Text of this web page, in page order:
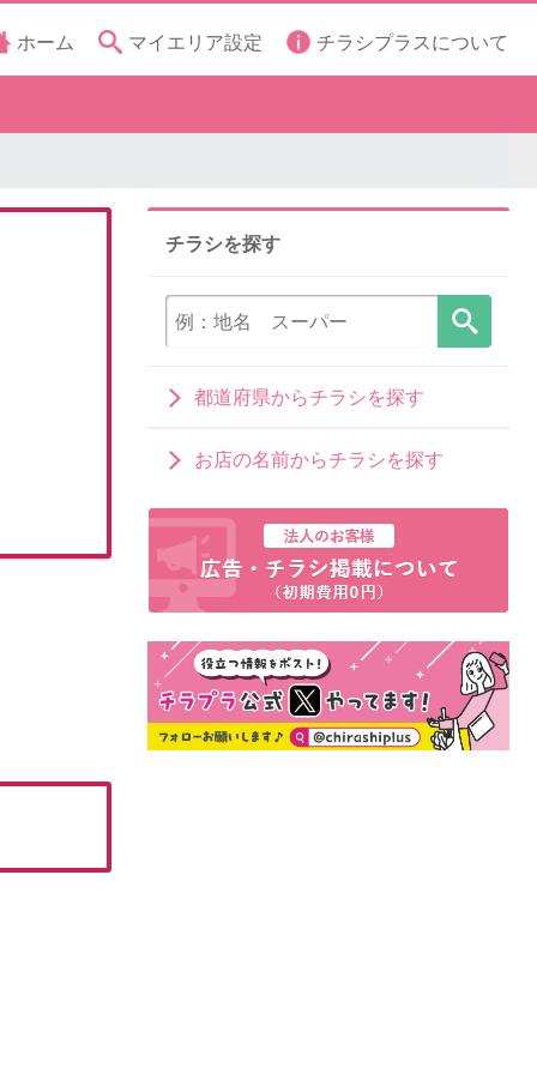
ホーム マイエリア設定 チラシプラスについて
チラシを探す
都道府県からチラシを探す
お店の名前からチラシを探す